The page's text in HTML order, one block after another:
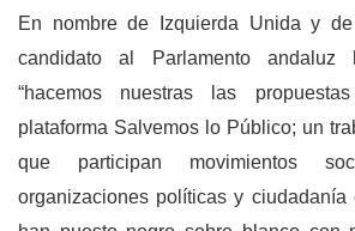
En nombre de Izquierda Unida y
candidato al Parlamento andaluz
“hacemos nuestras las
plataforma Salvemos lo Público; un
que participan movimientos
organizaciones políticas y ciudadanía